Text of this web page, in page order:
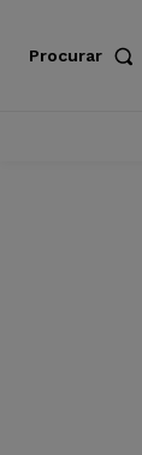
Procurar